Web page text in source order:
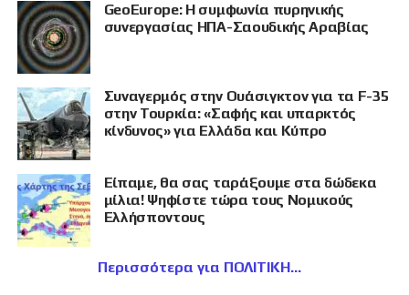
GeoEurope: Η συμφωνία πυρηνικής
συνεργασίας ΗΠΑ-Σαουδικής Αραβίας
Συναγερμός στην Ουάσιγκτον για τα F-35
στην Τουρκία: «Σαφής και υπαρκτός
κίνδυνος» για Ελλάδα και Κύπρο
Είπαμε, θα σας ταράξουμε στα δώδεκα
μίλια! Ψηφίστε τώρα τους Νομικούς
Ελλήσποντους
Περισσότερα για ΠΟΛΙΤΙΚΗ